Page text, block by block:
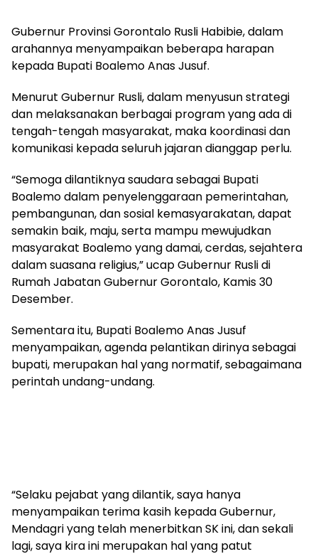
Gubernur Provinsi Gorontalo Rusli Habibie, dalam
arahannya menyampaikan beberapa harapan
kepada Bupati Boalemo Anas Jusuf.
Menurut Gubernur Rusli, dalam menyusun strategi
dan melaksanakan berbagai program yang ada di
tengah-tengah masyarakat, maka koordinasi dan
komunikasi kepada seluruh jajaran dianggap perlu.
“Semoga dilantiknya saudara sebagai Bupati
Boalemo dalam penyelenggaraan pemerintahan,
pembangunan, dan sosial kemasyarakatan, dapat
semakin baik, maju, serta mampu mewujudkan
masyarakat Boalemo yang damai, cerdas, sejahtera
dalam suasana religius,” ucap Gubernur Rusli di
Rumah Jabatan Gubernur Gorontalo, Kamis 30
Desember.
Sementara itu, Bupati Boalemo Anas Jusuf
menyampaikan, agenda pelantikan dirinya sebagai
bupati, merupakan hal yang normatif, sebagaimana
perintah undang-undang.
“Selaku pejabat yang dilantik, saya hanya
menyampaikan terima kasih kepada Gubernur,
Mendagri yang telah menerbitkan SK ini, dan sekali
lagi, saya kira ini merupakan hal yang patut